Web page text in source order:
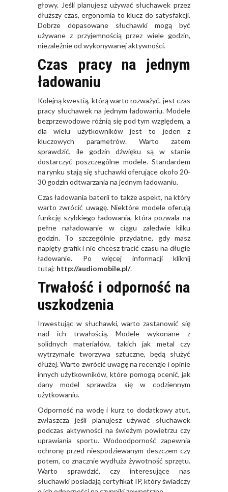
głowy. Jeśli planujesz używać słuchawek przez
dłuższy czas, ergonomia to klucz do satysfakcji.
Dobrze dopasowane słuchawki mogą być
używane z przyjemnością przez wiele godzin,
niezależnie od wykonywanej aktywności.
Czas pracy na jednym
ładowaniu
Kolejną kwestią, którą warto rozważyć, jest czas
pracy słuchawek na jednym ładowaniu. Modele
bezprzewodowe różnią się pod tym względem, a
dla wielu użytkowników jest to jeden z
kluczowych parametrów. Warto zatem
sprawdzić, ile godzin dźwięku są w stanie
dostarczyć poszczególne modele. Standardem
na rynku stają się słuchawki oferujące około 20-
30 godzin odtwarzania na jednym ładowaniu.
Czas ładowania baterii to także aspekt, na który
warto zwrócić uwagę. Niektóre modele oferują
funkcję szybkiego ładowania, która pozwala na
pełne naładowanie w ciągu zaledwie kilku
godzin. To szczególnie przydatne, gdy masz
napięty grafik i nie chcesz tracić czasu na długie
ładowanie. Po więcej informacji kliknij
tutaj: http://audiomobile.pl/.
Trwałość i odporność na
uszkodzenia
Inwestując w słuchawki, warto zastanowić się
nad ich trwałością. Modele wykonane z
solidnych materiałów, takich jak metal czy
wytrzymałe tworzywa sztuczne, będą służyć
dłużej. Warto zwrócić uwagę na recenzje i opinie
innych użytkowników, które pomogą ocenić, jak
dany model sprawdza się w codziennym
użytkowaniu.
Odporność na wodę i kurz to dodatkowy atut,
zwłaszcza jeśli planujesz używać słuchawek
podczas aktywności na świeżym powietrzu czy
uprawiania sportu. Wodoodporność zapewnia
ochronę przed niespodziewanym deszczem czy
potem, co znacznie wydłuża żywotność sprzętu.
Warto sprawdzić, czy interesujące nas
słuchawki posiadają certyfikat IP, który świadczy